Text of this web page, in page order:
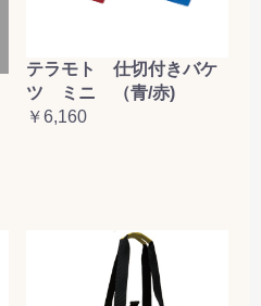
テラモト 仕切付きバケ
ツ ミニ （青/赤)
￥6,160